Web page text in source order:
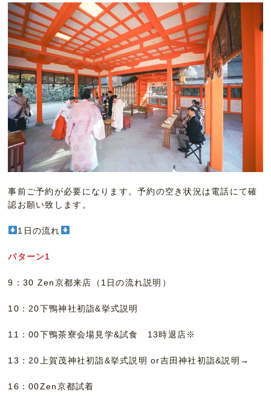
事前ご予約が必要になります。予約の空き状況は電話にて確
認お願い致します。
1日の流れ
パターン1
9：30 Zen京都来店（1日の流れ説明）
10：20下鴨神社初詣&挙式説明
11：00下鴨茶寮会場見学&試食 13時退店※
13：20上賀茂神社初詣&挙式説明 or吉田神社初詣&説明→
16：00Zen京都試着